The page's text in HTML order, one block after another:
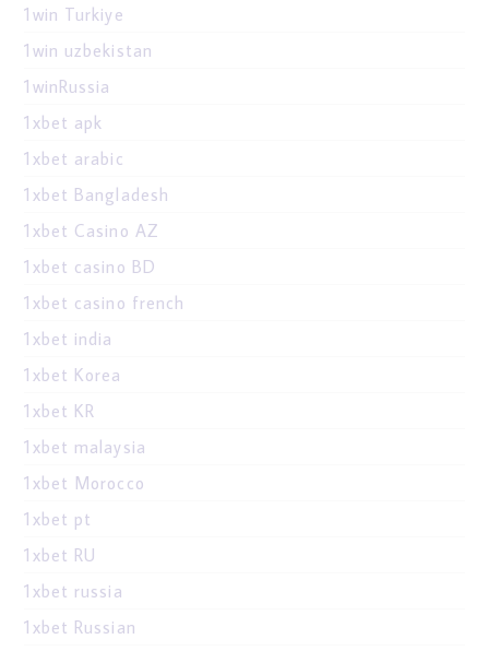
1win Turkiye
1win uzbekistan
1winRussia
1xbet apk
1xbet arabic
1xbet Bangladesh
1xbet Casino AZ
1xbet casino BD
1xbet casino french
1xbet india
1xbet Korea
1xbet KR
1xbet malaysia
1xbet Morocco
1xbet pt
1xbet RU
1xbet russia
1xbet Russian